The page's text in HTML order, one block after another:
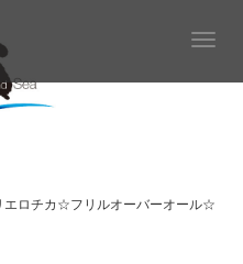
T
g
a
エロチカ☆フリルオーバーオール☆